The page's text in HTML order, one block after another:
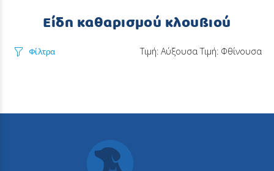
Είδη καθαρισμού κλουβιού
Φίλτρα Τιμή: Αύξουσα Τιμή: Φθίνουσα